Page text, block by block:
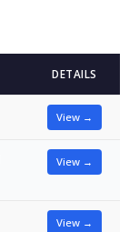
DETAILS
View →
View →
View →